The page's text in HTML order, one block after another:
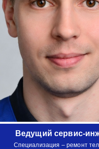
Ведущий сервис-
Специализация – ремонт